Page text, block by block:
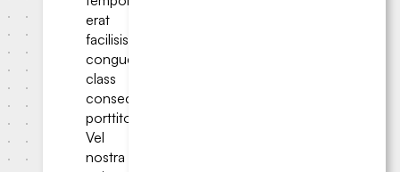
erat
facilisis
congue
class
consectetur
porttitor.
Vel
nostra